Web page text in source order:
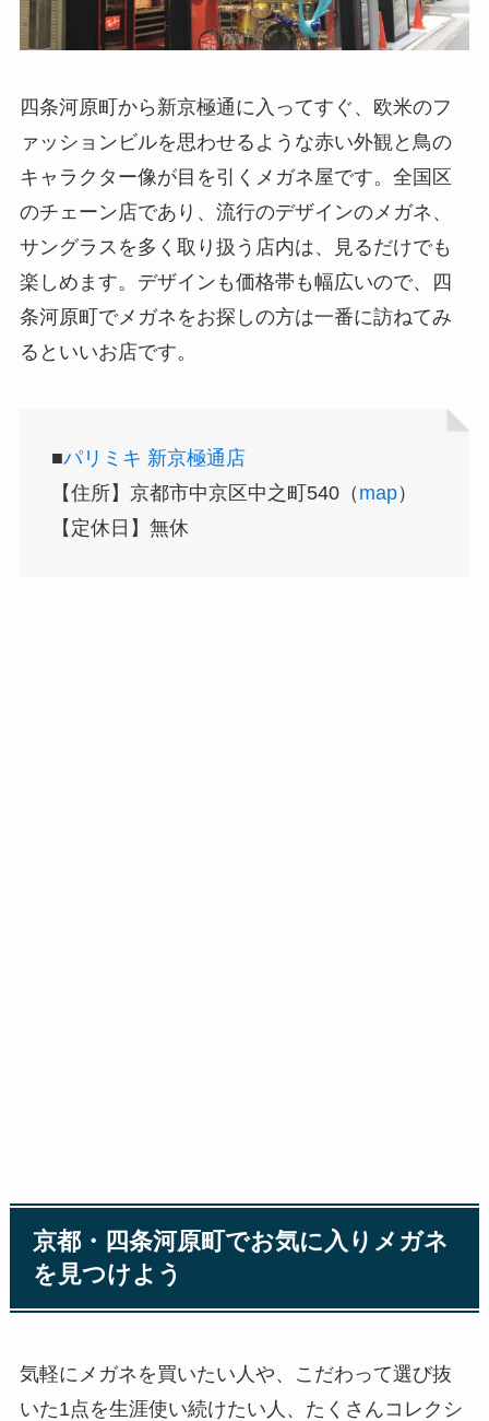
四条河原町から新京極通に入ってすぐ、欧米のフ
ァッションビルを思わせるような赤い外観と鳥の
キャラクター像が目を引くメガネ屋です。全国区
のチェーン店であり、流行のデザインのメガネ、
サングラスを多く取り扱う店内は、見るだけでも
楽しめます。デザインも価格帯も幅広いので、四
条河原町でメガネをお探しの方は一番に訪ねてみ
るといいお店です。
■パリミキ 新京極通店
【住所】京都市中京区中之町540（ map）
【定休日】無休
京都・四条河原町でお気に入りメガネ
を見つけよう
気軽にメガネを買いたい人や、こだわって選び抜
いた1点を生涯使い続けたい人、たくさんコレクシ